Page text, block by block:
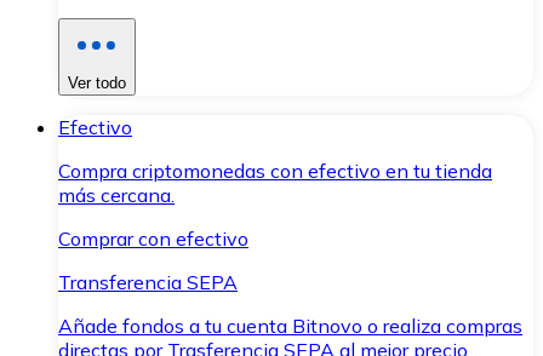
Ver todo
Efectivo
Compra criptomonedas con efectivo en tu tienda
más cercana.
Comprar con efectivo
Transferencia SEPA
Añade fondos a tu cuenta Bitnovo o realiza compras
directas por Trasferencia SEPA al mejor precio.